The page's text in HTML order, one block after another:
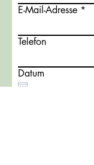
E-Mail-Adresse
Telefon
Datum